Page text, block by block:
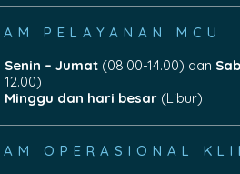
PELAYANAN MCU
Senin – Jumat(08.00-14.00) dan
12.00)
Minggu dan hari besar(Libur)
OPERASIONAL